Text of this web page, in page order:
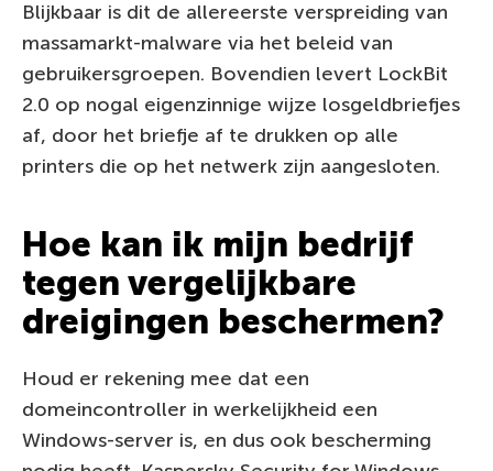
Blijkbaar is dit de allereerste verspreiding van
massamarkt-malware via het beleid van
gebruikersgroepen. Bovendien levert LockBit
2.0 op nogal eigenzinnige wijze losgeldbriefjes
af, door het briefje af te drukken op alle
printers die op het netwerk zijn aangesloten.
Hoe kan ik mijn bedrijf
tegen vergelijkbare
dreigingen beschermen?
Houd er rekening mee dat een
domeincontroller in werkelijkheid een
Windows-server is, en dus ook bescherming